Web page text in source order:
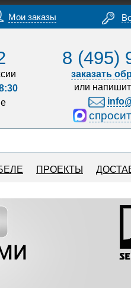
Мои заказы
8 (495)
заказать
или
ПРОЕКТЫ